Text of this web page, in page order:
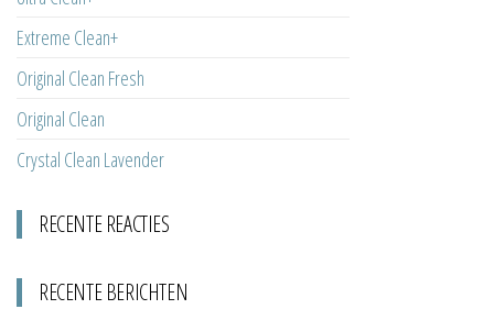
Extreme Clean+
Original Clean Fresh
Original Clean
Crystal Clean Lavender
RECENTE REACTIES
RECENTE BERICHTEN